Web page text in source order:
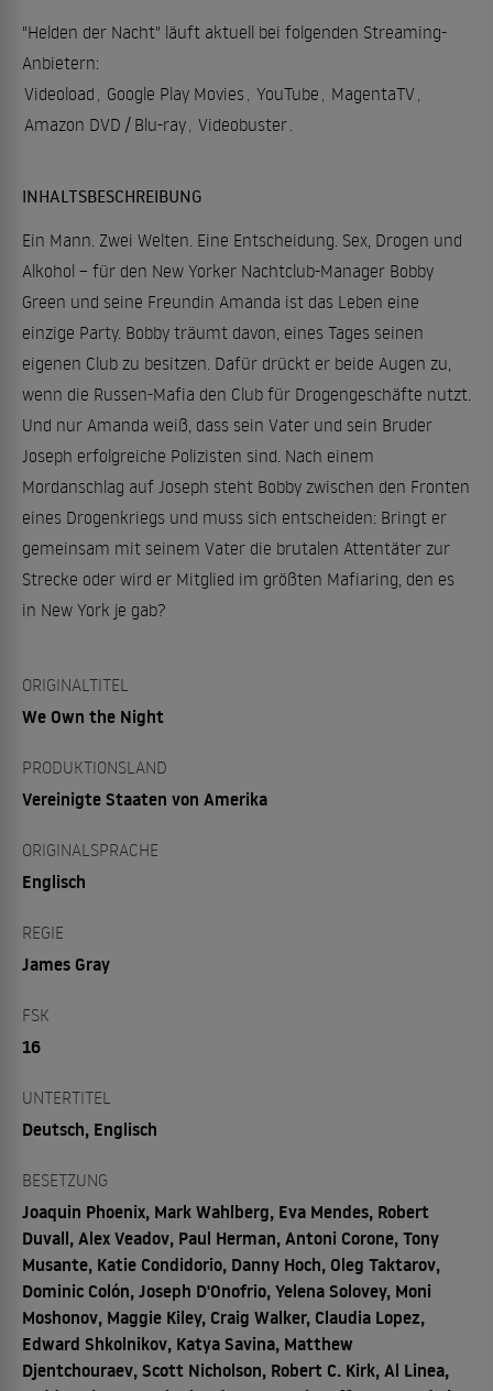
"Helden der Nacht" läuft aktuell bei folgenden Streaming-
Anbietern:
Videoload , Google Play Movies, YouTube , MagentaTV,
Amazon DVD / Blu-ray, Videobuster.
INHALTSBESCHREIBUNG
Ein Mann. Zwei Welten. Eine Entscheidung. Sex, Drogen und
Alkohol – für den New Yorker Nachtclub-Manager Bobby
Green und seine Freundin Amanda ist das Leben eine
einzige Party. Bobby träumt davon, eines Tages seinen
eigenen Club zu besitzen. Dafür drückt er beide Augen zu,
wenn die Russen-Mafia den Club für Drogengeschäfte nutzt.
Und nur Amanda weiß, dass sein Vater und sein Bruder
Joseph erfolgreiche Polizisten sind. Nach einem
Mordanschlag auf Joseph steht Bobby zwischen den Fronten
eines Drogenkriegs und muss sich entscheiden: Bringt er
gemeinsam mit seinem Vater die brutalen Attentäter zur
Strecke oder wird er Mitglied im größten Mafiaring, den es
in New York je gab?
ORIGINALTITEL
We Own the Night
PRODUKTIONSLAND
Vereinigte Staaten von Amerika
ORIGINALSPRACHE
Englisch
REGIE
James Gray
FSK
16
UNTERTITEL
Deutsch, Englisch
BESETZUNG
Joaquin Phoenix, Mark Wahlberg, Eva Mendes, Robert
Duvall, Alex Veadov, Paul Herman, Antoni Corone, Tony
Musante, Katie Condidorio, Danny Hoch, Oleg Taktarov,
Dominic Colón, Joseph D'Onofrio, Yelena Solovey, Moni
Moshonov, Maggie Kiley, Craig Walker, Claudia Lopez,
Edward Shkolnikov, Katya Savina, Matthew
Djentchouraev, Scott Nicholson, Robert C. Kirk, Al Linea,